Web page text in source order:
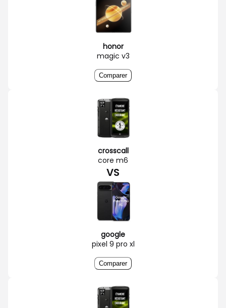
honor
magic v3
Comparer
crosscall
core m6
VS
google
pixel 9 pro xl
Comparer